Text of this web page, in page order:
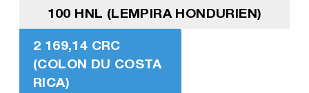
100 HNL (LEMPIRA HONDURIEN)
2 169,14 CRC
(COLON DU COSTA
RICA)